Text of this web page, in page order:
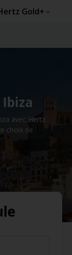
Gold+
avec Hertz.
choix de